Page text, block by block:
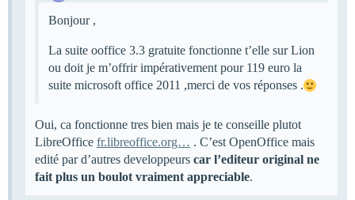
Bonjour ,
La suite ooffice 3.3 gratuite fonctionne t’elle sur Lion
ou doit je m’offrir impérativement pour 119 euro la
suite microsoft office 2011 ,merci de vos réponses .
Oui, ca fonctionne tres bien mais je te conseille plutot
LibreOffice fr.libreoffice.org… . C’est OpenOffice mais
edité par d’autres developpeurs car l’editeur original ne
fait plus un boulot vraiment appreciable.